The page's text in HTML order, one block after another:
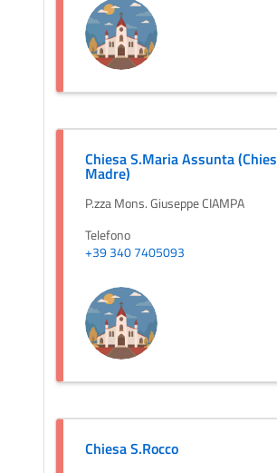
Chiesa S.Maria Assunta
Madre)
P.zza Mons. Giuseppe CIAMPA
Telefono
+39 340 7405093
Chiesa S.Rocco